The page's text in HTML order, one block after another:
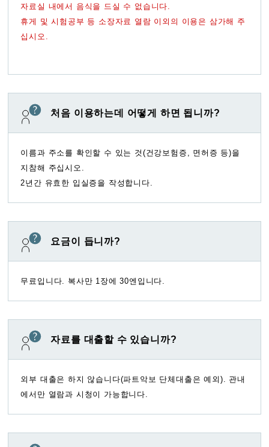
자료실 내에서 음식을 드실 수 없습니다.
휴게 및 시험공부 등 소장자료 열람 이외의 이용은 삼가해 주
십시오.
처음 이용하는데 어떻게 하면 됩니까?
이름과 주소를 확인할 수 있는 것(건강보험증, 면허증 등)을
지참해 주십시오.
2년간 유효한 입실증을 작성합니다.
요금이 듭니까?
무료입니다. 복사만 1장에 30엔입니다.
자료를 대출할 수 있습니까?
외부 대출은 하지 않습니다(파트악보 단체대출은 예외). 관내
에서만 열람과 시청이 가능합니다.